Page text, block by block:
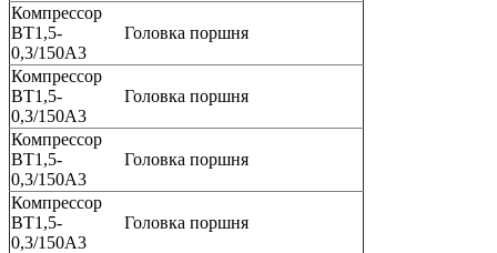
Компрессор
ВТ1,5-
0,3/150А3
Головка поршня
Компрессор
ВТ1,5-
0,3/150А3
Головка поршня
Компрессор
ВТ1,5-
0,3/150А3
Головка поршня
Компрессор
ВТ1,5-
0,3/150А3
Головка поршня